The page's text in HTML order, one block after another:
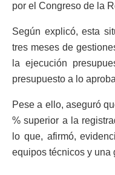
por el Congreso de la
Según explicó, esta
tres meses de
la ejecución
presupuesto a lo
Pese a ello, aseguró
% superior a la
lo que, afirmó,
equipos técnicos y una